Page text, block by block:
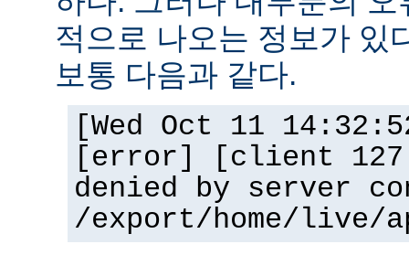
적으로 나오는 정보가 있
보통 다음과 같다.
[Wed Oct 11
[error] [client
denied by server
/export/home/live/